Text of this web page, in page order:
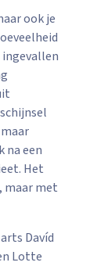
ook je
na een
Het
maar met
Davíd
Lotte